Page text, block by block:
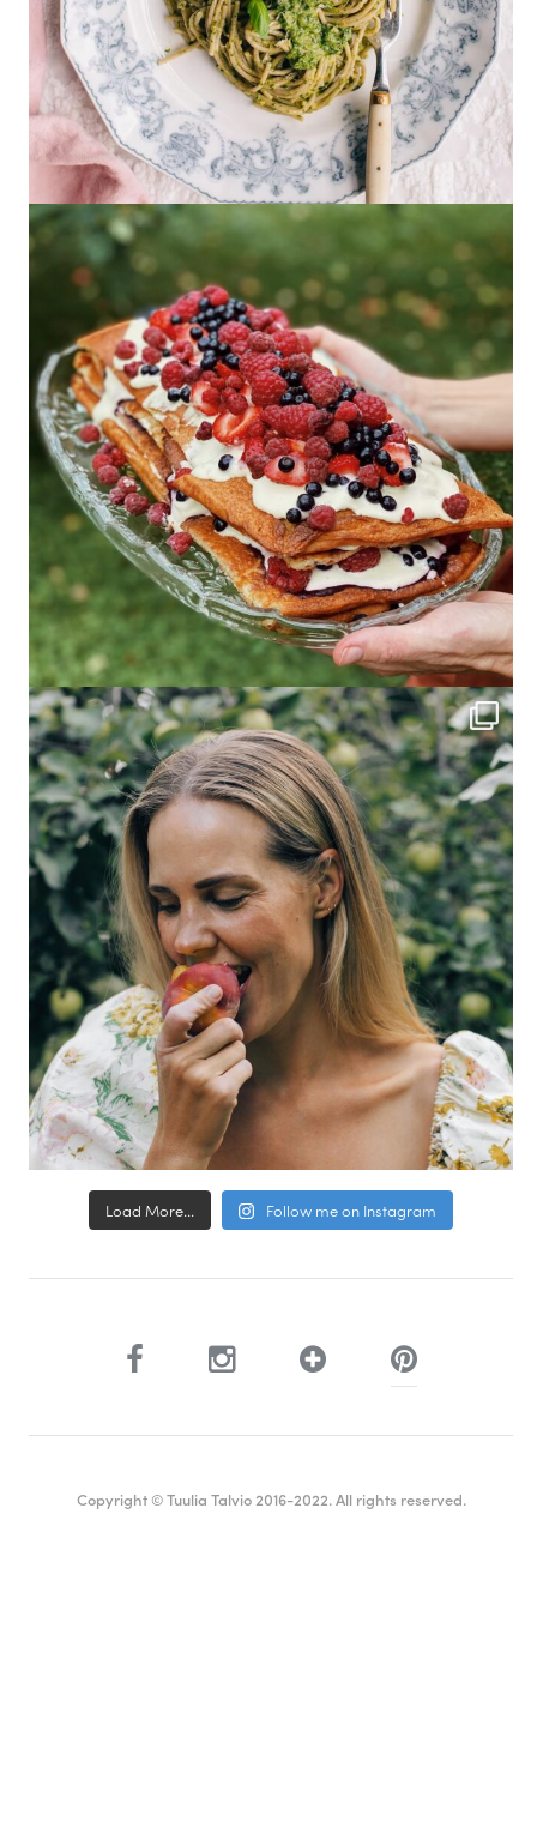
Load More... Follow me on Instagram
Copyright © Tuulia Talvio 2016-2022. All rights reserved.